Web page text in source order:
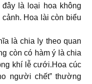
là loại hoa không
Hoa lài còn biểu
là chia ly theo quan
còn có hàm ý là chia
khí lễ cưới.Hoa cúc
người chết” thường